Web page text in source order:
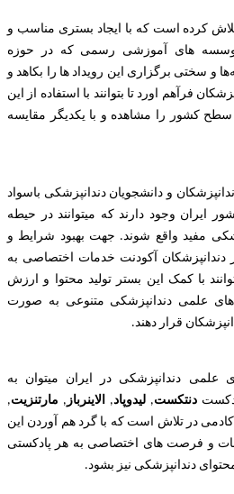
کرده است که با ایجاد بستری مناسب و
های آموزشی رسمی که در حوزه
و سختی برگزاری این رویداد ها را بکاهد و
فرآهم اورد تا بتوانند با استفاده از این
سطح کشور را مشاهده و با یکدیگر مقایسه
و دانشجویان دندانپزشکی باسواد
ایران وجود دارند که میتوانند در حیطه
مفید واقع شوند. جهت بهبود شرایط و
آکودنت خدمات اختصاصی به
با کمک این بستر تولید محتوا و ارزش
علمی دندانپزشکی متنوعی به صورت
قرار دهند.
علمی دندانپزشکی در ایران میتوان به
دنتکست,لیدوپاد,الاینرباز , مارتنزیت,
در تلاش است که با گرد هم آوردن این
و فرصت های اختصاصی به هر پادکستی
دندانپزشکی نیز بشود.